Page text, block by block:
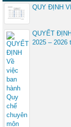
QUY ĐỊNH
QUYẾT
2025 – 2026